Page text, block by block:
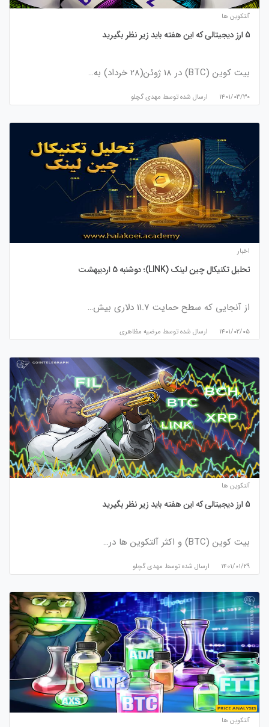
آلتکوین ها
5 ارز دیجیتالی که این هفته باید زیر نظر بگیرید
بیت کوین (BTC) در 18 ژوئن(28 خرداد) به…
۱۴۰۱/۰۳/۳۰ ارسال شده توسط مهدی گچلو
اخبار
تحلیل تکنیکال چین لینک (LINK)؛ دوشنبه 5 اردیبهشت
از آنجایی که سطح حمایت 11.7 دلاری بیش…
۱۴۰۱/۰۲/۰۵ ارسال شده توسط مرضیه مظاهری
آلتکوین ها
5 ارز دیجیتالی که این هفته باید زیر نظر بگیرید
بیت کوین (BTC) و اکثر آلتکوین ها در…
۱۴۰۱/۰۱/۲۹ ارسال شده توسط مهدی گچلو
آلتکوین ها